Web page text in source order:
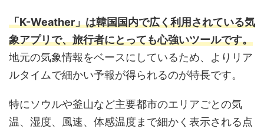
「K-Weather」は韓国国内で広く利用されている気
象アプリで、旅行者にとっても心強いツールです。
地元の気象情報をベースにしているため、よりリア
ルタイムで細かい予報が得られるのが特長です。
特にソウルや釜山など主要都市のエリアごとの気
温、湿度、風速、体感温度まで細かく表示される点